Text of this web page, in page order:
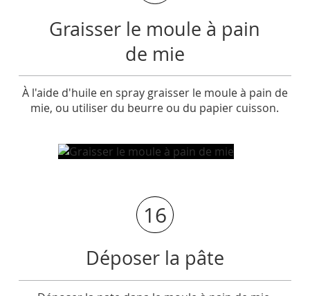
Graisser le moule à pain
de mie
À l'aide d'huile en spray graisser le moule à pain de
mie, ou utiliser du beurre ou du papier cuisson.
16
Déposer la pâte